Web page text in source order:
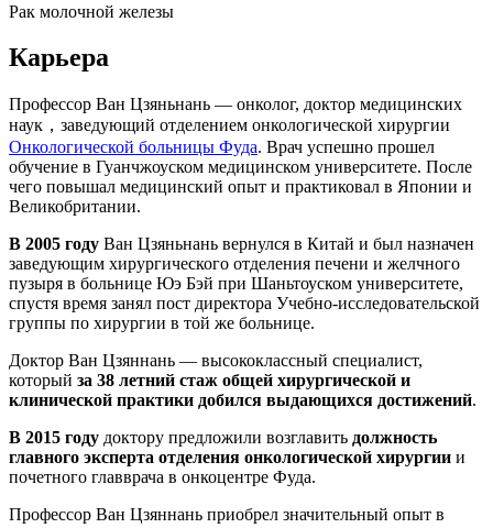
Рак молочной железы
Карьера
Профессор Ван Цзяньнань — онколог, доктор медицинских
наук，заведующий отделением онкологической хирургии
Онкологической больницы Фуда. Врач успешно прошел
обучение в Гуанчжоуском медицинском университете. После
чего повышал медицинский опыт и практиковал в Японии и
Великобритании.
В 2005 году Ван Цзяньнань вернулся в Китай и был назначен
заведующим хирургического отделения печени и желчного
пузыря в больнице Юэ Бэй при Шаньтоуском университете,
спустя время занял пост директора Учебно-исследовательской
группы по хирургии в той же больнице.
Доктор Ван Цзяннань — высококлассный специалист,
который за 38 летний стаж общей хирургической и
клинической практики добился выдающихся достижений.
В 2015 году доктору предложили возглавить должность
главного эксперта отделения онкологической хирургии и
почетного главврача в онкоцентре Фуда.
Профессор Ван Цзяннань приобрел значительный опыт в